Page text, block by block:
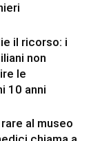
il ricorso: i
non
le
10 anni
al museo